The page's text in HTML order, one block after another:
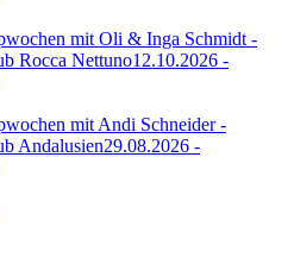
mit Oli & Inga Schmidt -
Rocca Nettuno12.10.2026 -
mit Andi Schneider -
Andalusien29.08.2026 -